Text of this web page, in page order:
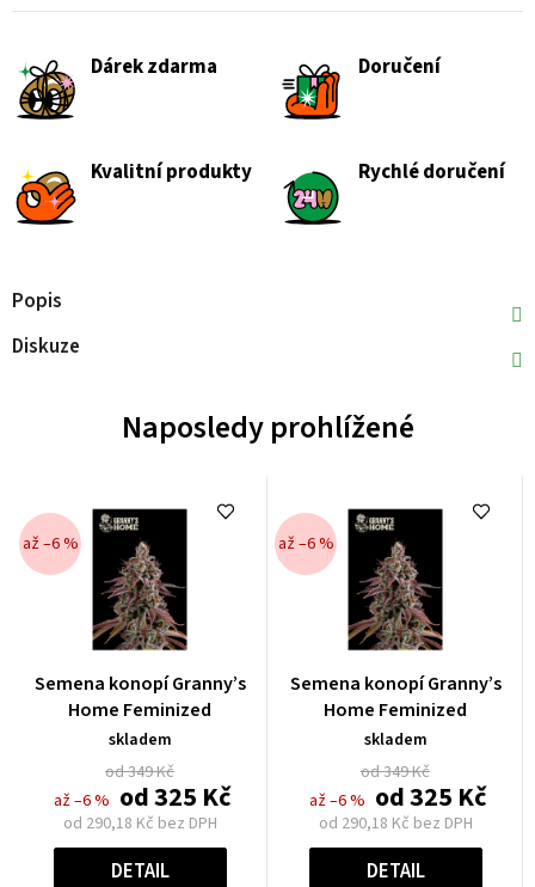
Dárek zdarma Doručení
Kvalitní produkty Rychlé doručení
Popis
Diskuze
Naposledy prohlížené
až –6 %
Průměrné
hodnocení
produktu
je
0,0
z
hvězdiček.
Semena konopí Granny’s
Home Feminized
skladem
od 349 Kč
až –6 % od325 Kč
od 290,18 Kč bez DPH
Měrná
cena:
DETAIL
až –6 %
Průměrné
hodnocení
produktu
je
0,0
z
hvězdiček.
Semena konopí Granny’s
Home Feminized
skladem
od 349 Kč
až –6 % od325 Kč
od 290,18 Kč bez DPH
Měrná
cena:
DETAIL